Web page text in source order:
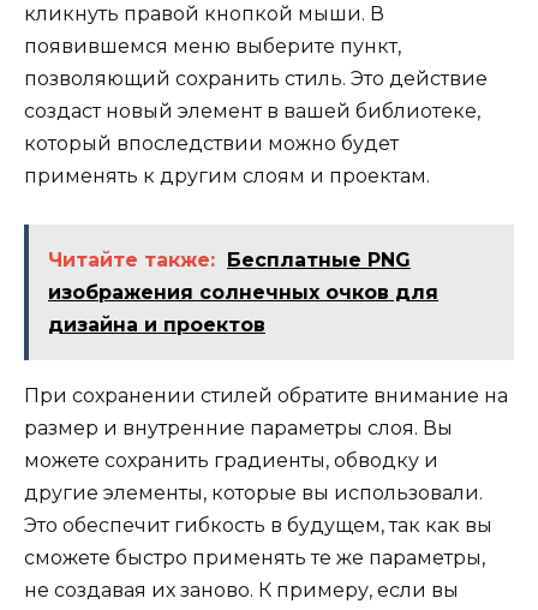
кликнуть правой кнопкой мыши. В
появившемся меню выберите пункт,
позволяющий сохранить стиль. Это действие
создаст новый элемент в вашей библиотеке,
который впоследствии можно будет
применять к другим слоям и проектам.
Читайте также:
Бесплатные PNG
изображения солнечных очков для
дизайна и проектов
При сохранении стилей обратите внимание на
размер и внутренние параметры слоя. Вы
можете сохранить градиенты, обводку и
другие элементы, которые вы использовали.
Это обеспечит гибкость в будущем, так как вы
сможете быстро применять те же параметры,
не создавая их заново. К примеру, если вы